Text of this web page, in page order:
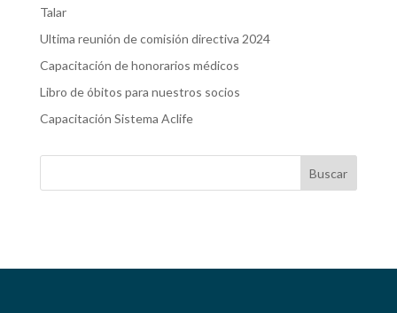
Talar
Ultima reunión de comisión directiva 2024
Capacitación de honorarios médicos
Libro de óbitos para nuestros socios
Capacitación Sistema Aclife